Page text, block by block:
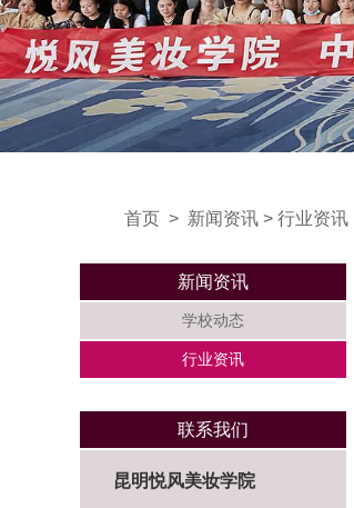
首页 > 新闻资讯 > 行业资讯
新闻资讯
学校动态
行业资讯
联系我们
昆明悦风美妆学院